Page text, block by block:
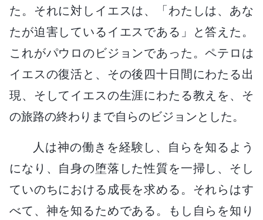
た。それに対しイエスは、「わたしは、あな
たが迫害しているイエスである」と答えた。
これがパウロのビジョンであった。ペテロは
イエスの復活と、その後四十日間にわたる出
現、そしてイエスの生涯にわたる教えを、そ
の旅路の終わりまで自らのビジョンとした。
人は神の働きを経験し、自らを知るよう
になり、自身の堕落した性質を一掃し、そし
ていのちにおける成長を求める。それらはす
べて、神を知るためである。もし自らを知り